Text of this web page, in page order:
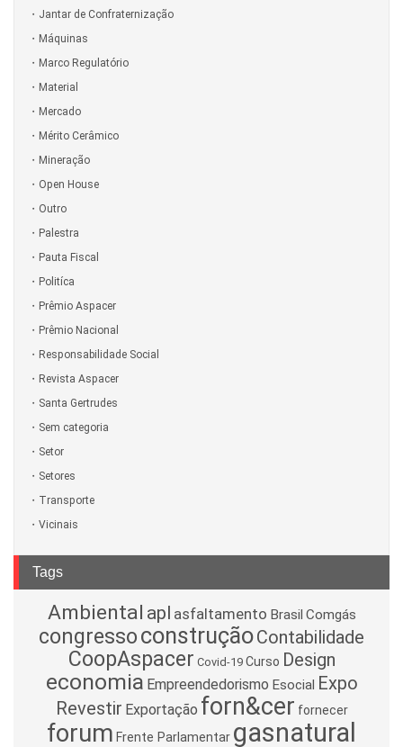
Jantar de Confraternização
Máquinas
Marco Regulatório
Material
Mercado
Mérito Cerâmico
Mineração
Open House
Outro
Palestra
Pauta Fiscal
Politíca
Prêmio Aspacer
Prêmio Nacional
Responsabilidade Social
Revista Aspacer
Santa Gertrudes
Sem categoria
Setor
Setores
Transporte
Vicinais
Tags
Ambiental apl asfaltamento Brasil Comgás
congressoconstruçãoContabilidade
CoopAspacer Covid-19 Curso Design
economia Empreendedorismo Esocial Expo
Revestir Exportação forn&cer fornecer
forum Frente Parlamentar gasnatural